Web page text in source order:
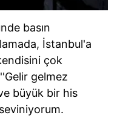
basın
İstanbul'a
çok
gelmez
büyük bir his